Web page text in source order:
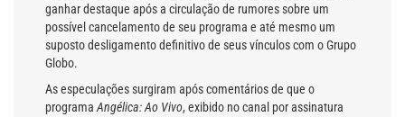
ganhar destaque após a circulação de rumores sobre um
possível cancelamento de seu programa e até mesmo um
suposto desligamento definitivo de seus vínculos com o Grupo
Globo.
As especulações surgiram após comentários de que o
programaAngélica: Ao Vivo, exibido no canal por assinatura